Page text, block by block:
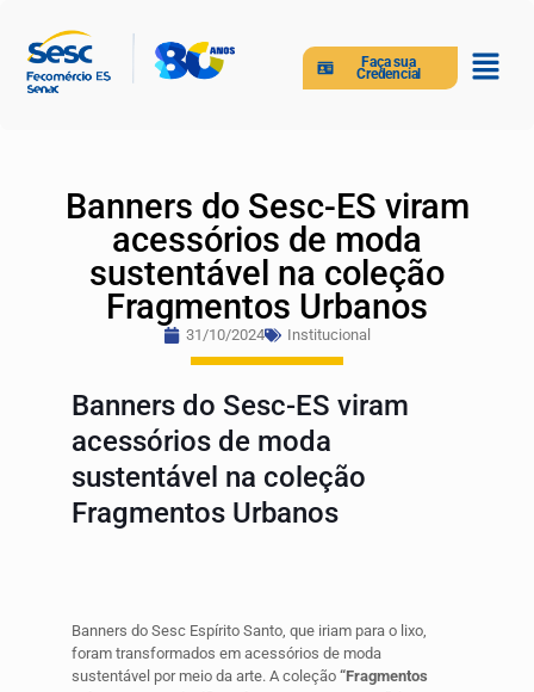
Faça sua
Credencial
Banners do Sesc-ES viram
acessórios de moda
sustentável na coleção
Fragmentos Urbanos
31/10/2024 Institucional
Banners do Sesc-ES viram
acessórios de moda
sustentável na coleção
Fragmentos Urbanos
Banners do Sesc Espírito Santo, que iriam para o lixo,
foram transformados em acessórios de moda
sustentável por meio da arte. A coleção “Fragmentos